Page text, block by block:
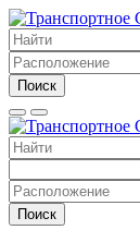
Поиск
Поиск